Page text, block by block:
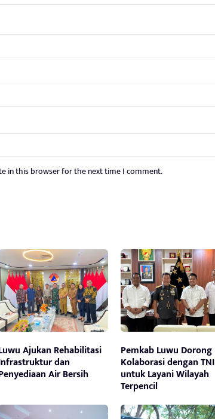
in this browser for the next time I comment.
Ajukan Rehabilitasi
dan
Air Bersih
Pemkab Luwu Dorong
Kolaborasi dengan TNI
untuk Layani Wilayah
Terpencil